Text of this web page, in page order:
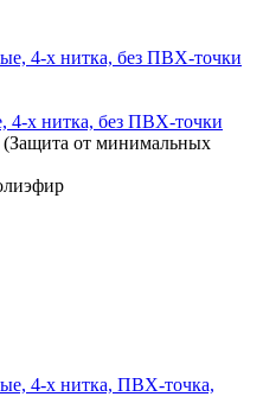
4-х нитка, без ПВХ-точки
от минимальных